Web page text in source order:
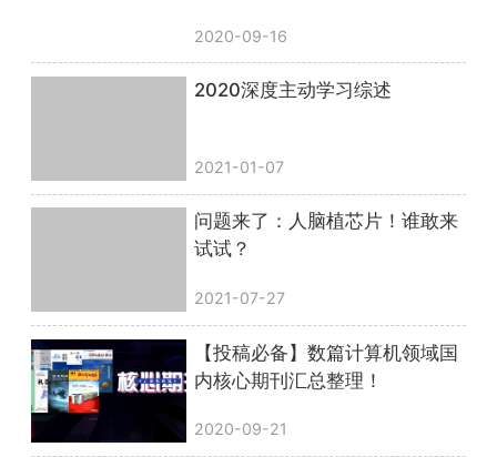
2020-09-16
2020深度主动学习综述
2021-01-07
问题来了：人脑植芯片！谁敢来
试试？
2021-07-27
【投稿必备】数篇计算机领域国
内核心期刊汇总整理！
2020-09-21